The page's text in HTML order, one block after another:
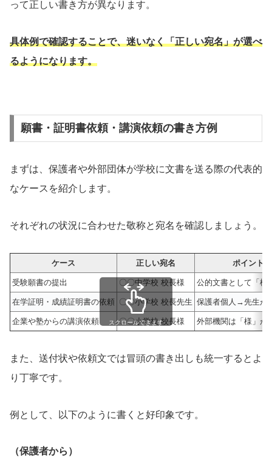
って正しい書き方が異なります。
具体例で確認することで、迷いなく「正しい宛名」が選べ
るようになります。
願書・証明書依頼・講演依頼の書き方例
まずは、保護者や外部団体が学校に文書を送る際の代表的
なケースを紹介します。
それぞれの状況に合わせた敬称と宛名を確認しましょう。
ケース 正しい宛名 ポイント
受験願書の提出 〇〇中学校 校長様 公的文書として「様
在学証明・成績証明書の依頼 〇〇小学校 校長先生 保護者個人→先生が
企業や塾からの講演依頼 〇〇小学校 校長様 外部機関は「様」が
スクロールできます
また、送付状や依頼文では冒頭の書き出しも統一するとよ
り丁寧です。
例として、以下のように書くと好印象です。
（保護者から）